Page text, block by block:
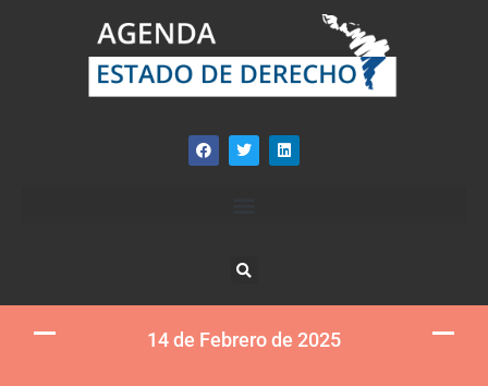
14 de Febrero de 2025